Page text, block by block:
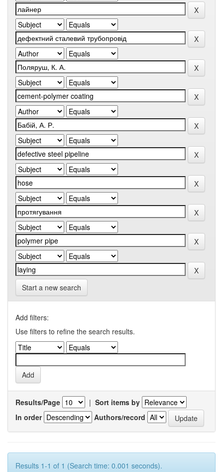
Start a new search
Add filters:
Use filters to refine the search results.
Results/Page | Sort items by
In order
Authors/record
Results 1-1 of 1 (Search time: 0.001 seconds).